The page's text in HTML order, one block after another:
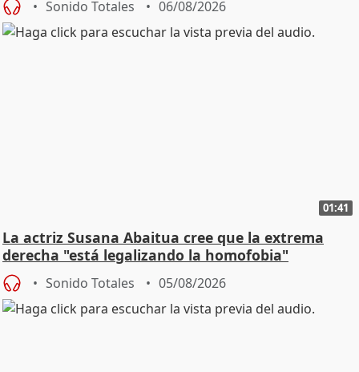
Sonido Totales 06/08/2026
01:41
La actriz Susana Abaitua cree que la extrema
derecha "está legalizando la homofobia"
Sonido Totales 05/08/2026